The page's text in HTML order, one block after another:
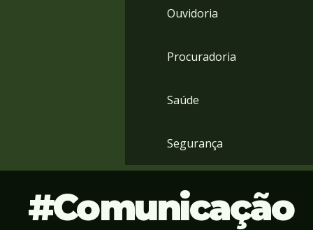
Ouvidoria
Procuradoria
Saúde
Segurança
Comunicação